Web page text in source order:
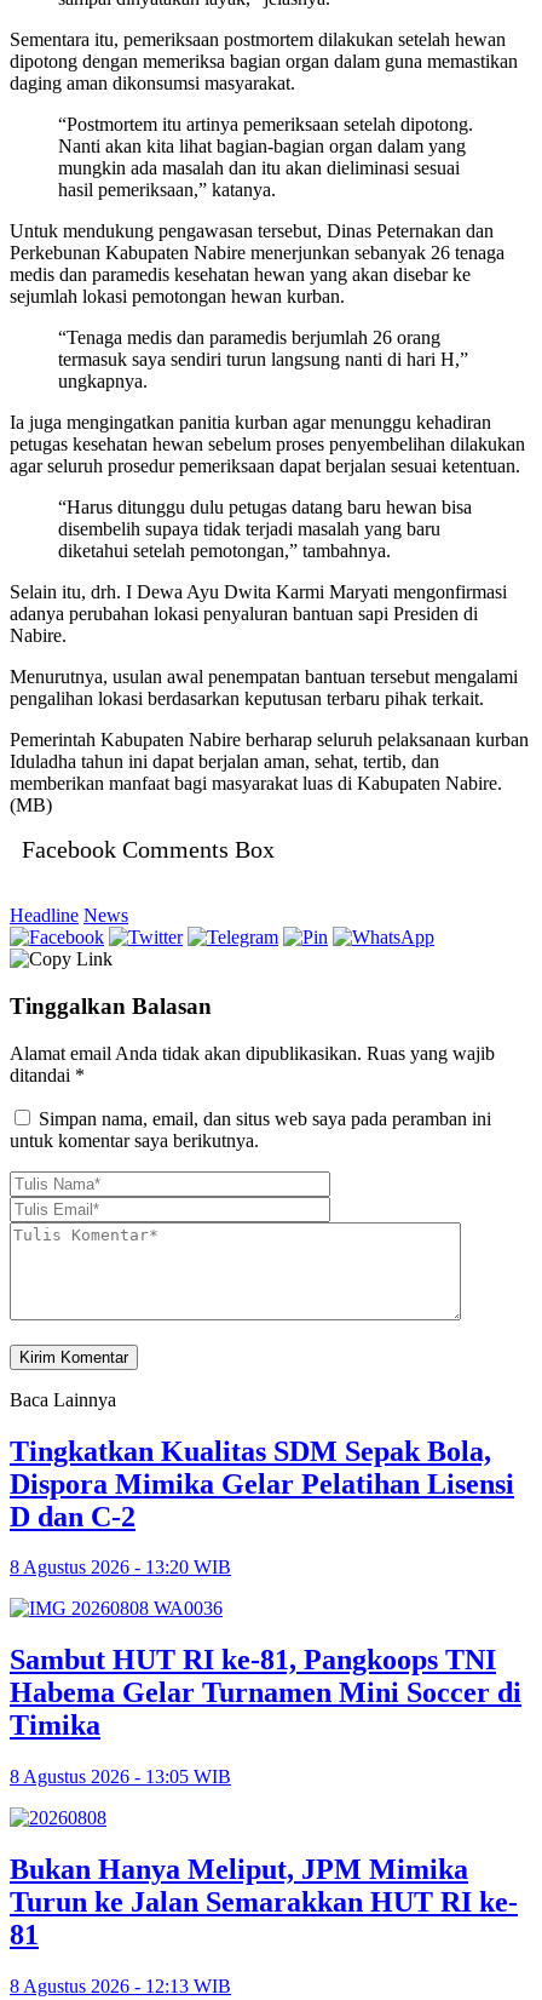
Sementara itu, pemeriksaan postmortem dilakukan setelah hewan
dipotong dengan memeriksa bagian organ dalam guna memastikan
daging aman dikonsumsi masyarakat.
“Postmortem itu artinya pemeriksaan setelah dipotong.
Nanti akan kita lihat bagian-bagian organ dalam yang
mungkin ada masalah dan itu akan dieliminasi sesuai
hasil pemeriksaan,” katanya.
Untuk mendukung pengawasan tersebut, Dinas Peternakan dan
Perkebunan Kabupaten Nabire menerjunkan sebanyak 26 tenaga
medis dan paramedis kesehatan hewan yang akan disebar ke
sejumlah lokasi pemotongan hewan kurban.
“Tenaga medis dan paramedis berjumlah 26 orang
termasuk saya sendiri turun langsung nanti di hari H,”
ungkapnya.
Ia juga mengingatkan panitia kurban agar menunggu kehadiran
petugas kesehatan hewan sebelum proses penyembelihan dilakukan
agar seluruh prosedur pemeriksaan dapat berjalan sesuai ketentuan.
“Harus ditunggu dulu petugas datang baru hewan bisa
disembelih supaya tidak terjadi masalah yang baru
diketahui setelah pemotongan,” tambahnya.
Selain itu, drh. I Dewa Ayu Dwita Karmi Maryati mengonfirmasi
adanya perubahan lokasi penyaluran bantuan sapi Presiden di
Nabire.
Menurutnya, usulan awal penempatan bantuan tersebut mengalami
pengalihan lokasi berdasarkan keputusan terbaru pihak terkait.
Pemerintah Kabupaten Nabire berharap seluruh pelaksanaan kurban
Iduladha tahun ini dapat berjalan aman, sehat, tertib, dan
memberikan manfaat bagi masyarakat luas di Kabupaten Nabire.
(MB)
Facebook Comments Box
Headline News
Tinggalkan Balasan
Alamat email Anda tidak akan dipublikasikan. Ruas yang wajib
ditandai *
Simpan nama, email, dan situs web saya pada peramban ini
untuk komentar saya berikutnya.
Baca Lainnya
Tingkatkan Kualitas SDM Sepak Bola,
Dispora Mimika Gelar Pelatihan Lisensi
D dan C-2
8 Agustus 2026 - 13:20 WIB
Sambut HUT RI ke-81, Pangkoops TNI
Habema Gelar Turnamen Mini Soccer di
Timika
8 Agustus 2026 - 13:05 WIB
Bukan Hanya Meliput, JPM Mimika
Turun ke Jalan Semarakkan HUT RI ke-
81
8 Agustus 2026 - 12:13 WIB